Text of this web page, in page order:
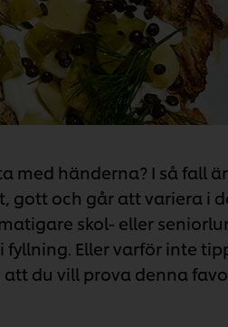
med händerna? I så fall
gott och går att variera i
skol- eller
Eller varför inte
att du vill prova denna